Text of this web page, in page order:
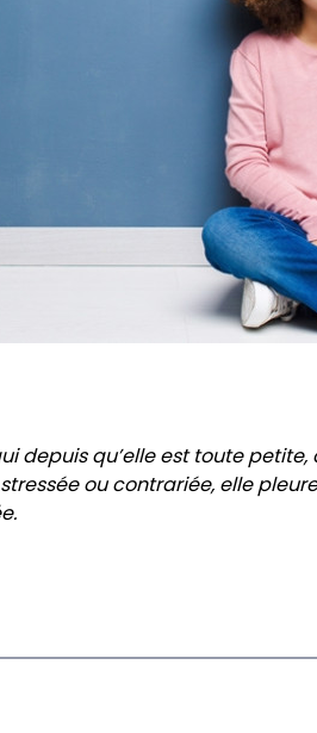
depuis qu’elle est toute
ou contrariée, elle